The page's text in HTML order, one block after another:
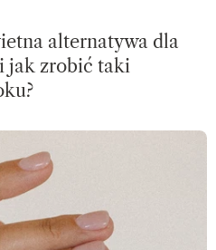
alternatywa dla
i jak zrobić taki